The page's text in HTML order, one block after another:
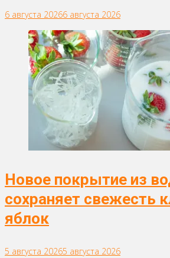
6 августа 20266 августа 2026
Новое покрытие из
сохраняет свежесть
яблок
5 августа 20265 августа 2026